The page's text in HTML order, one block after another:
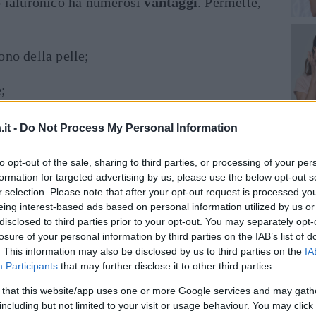
- Do Not Process My Personal Information
opt-out of the sale, sharing to third parties, or processing of your
for targeted advertising by us, please use the below opt-out
selection. Please note that after your opt-out request is processed
interest-based ads based on personal information utilized by us
to third parties prior to your opt-out. You may separately
of your personal information by third parties on the IAB’s list of
This information may also be disclosed by us to third parties on the
Participants that may further disclose it to other third parties.
that this website/app uses one or more Google services and may
but not limited to your visit or usage behaviour. You may
della pelle;
cutanea;
dell’invecchiamento della pelle.
mini-invasiva, possono andare ad agire
inter-mammaria; dorso delle mani;
ritenga necessario.
consigliato sia perpelli giovani, dai 30 anni
il naturale invecchiamento, sia per
utile dopo aver perso molto peso, per